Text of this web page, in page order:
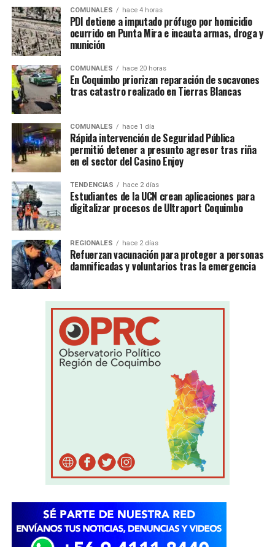
COMUNALES hace 4 horas
PDI detiene a imputado prófugo por homicidio
ocurrido en Punta Mira e incauta armas, droga y
munición
COMUNALES hace 20 horas
En Coquimbo priorizan reparación de socavones
tras catastro realizado en Tierras Blancas
COMUNALES hace 1 día
Rápida intervención de Seguridad Pública
permitió detener a presunto agresor tras riña
en el sector del Casino Enjoy
TENDENCIAS hace 2 días
Estudiantes de la UCN crean aplicaciones para
digitalizar procesos de Ultraport Coquimbo
REGIONALES hace 2 días
Refuerzan vacunación para proteger a personas
damnificadas y voluntarios tras la emergencia